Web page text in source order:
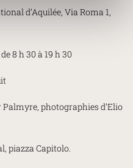
d’Aquilée, Via Roma 1,
8 h 30 à 19 h 30
photographies d’Elio
piazza Capitolo.